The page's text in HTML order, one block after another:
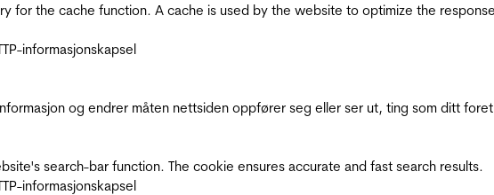
for the cache function. A cache is used by the website to optimize the
informasjonskapsel
og endrer måten nettsiden oppfører seg eller ser ut, ting som ditt
search-bar function. The cookie ensures accurate and fast search results.
informasjonskapsel